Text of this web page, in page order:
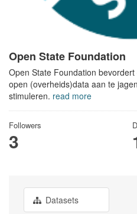
Open State Foundation
Open State Foundation
open (overheids)data aan te
stimuleren. read more
Followers
3
Datasets